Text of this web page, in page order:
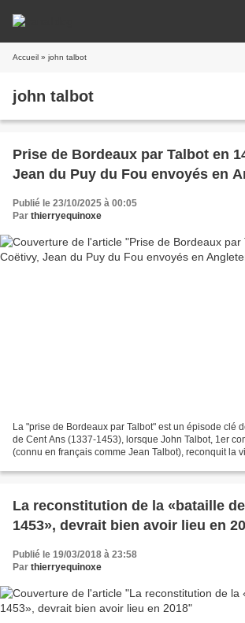
Accueil » john talbot
john talbot
Prise de Bordeaux par Talbot en
Jean du Puy du Fou envoyés en
Publié le 23/10/2025 à 00:05
Par thierryequinoxe
La "prise de Bordeaux par Talbot" est un épisode clé
de Cent Ans (1337-1453), lorsque John Talbot, 1er
(connu en français comme Jean Talbot), reconquit la
La reconstitution de la «bataille
1453», devrait bien avoir lieu en
Publié le 19/03/2018 à 23:58
Par thierryequinoxe